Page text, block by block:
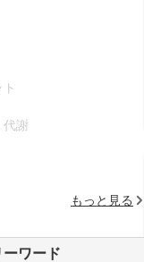
代謝
もっと見る
ーワード